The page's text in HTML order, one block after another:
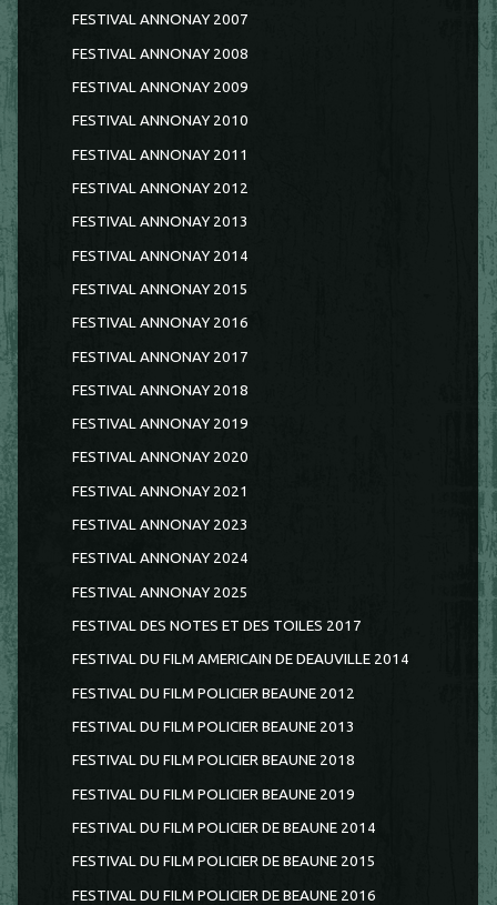
FESTIVAL ANNONAY 2007
FESTIVAL ANNONAY 2008
FESTIVAL ANNONAY 2009
FESTIVAL ANNONAY 2010
FESTIVAL ANNONAY 2011
FESTIVAL ANNONAY 2012
FESTIVAL ANNONAY 2013
FESTIVAL ANNONAY 2014
FESTIVAL ANNONAY 2015
FESTIVAL ANNONAY 2016
FESTIVAL ANNONAY 2017
FESTIVAL ANNONAY 2018
FESTIVAL ANNONAY 2019
FESTIVAL ANNONAY 2020
FESTIVAL ANNONAY 2021
FESTIVAL ANNONAY 2023
FESTIVAL ANNONAY 2024
FESTIVAL ANNONAY 2025
FESTIVAL DES NOTES ET DES TOILES 2017
FESTIVAL DU FILM AMERICAIN DE DEAUVILLE 2014
FESTIVAL DU FILM POLICIER BEAUNE 2012
FESTIVAL DU FILM POLICIER BEAUNE 2013
FESTIVAL DU FILM POLICIER BEAUNE 2018
FESTIVAL DU FILM POLICIER BEAUNE 2019
FESTIVAL DU FILM POLICIER DE BEAUNE 2014
FESTIVAL DU FILM POLICIER DE BEAUNE 2015
FESTIVAL DU FILM POLICIER DE BEAUNE 2016